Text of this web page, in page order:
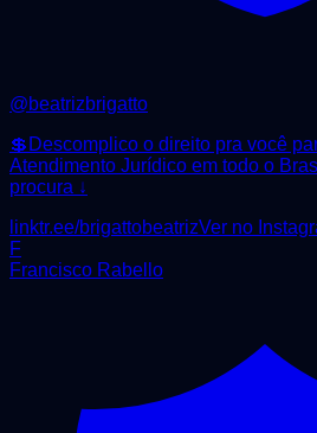
@beatrizbrigatto
💲Descomplico o direito pra você
Atendimento Jurídico em todo o
procura ↓
linktr.ee/brigattobeatrizVer no
F
Francisco Rabello